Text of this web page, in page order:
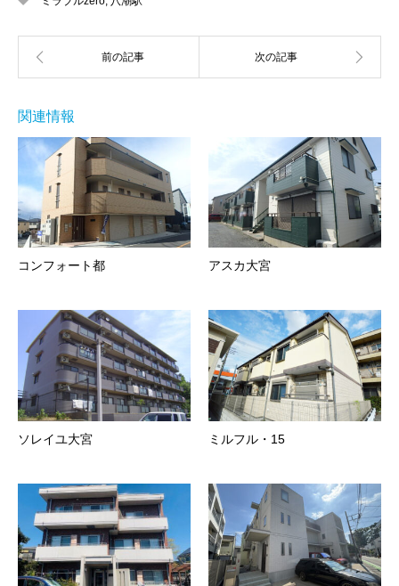
関連情報
コンフォート都 アスカ大宮
ソレイユ大宮 ミルフル・15